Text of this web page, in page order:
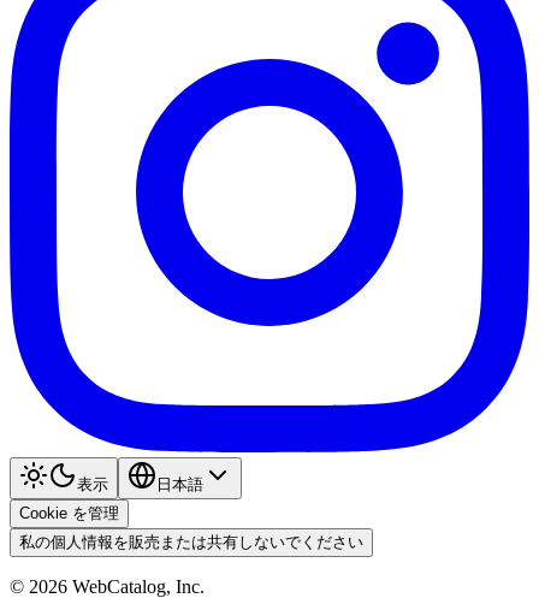
表示
日本語
Cookie を管理
私の個人情報を販売または共有しないでください
© 2026 WebCatalog, Inc.